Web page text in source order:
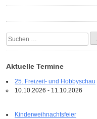
Suchen
nach:
Aktuelle Termine
25. Freizeit- und Hobbyschau
10.10.2026 - 11.10.2026
Kinderweihnachtsfeier